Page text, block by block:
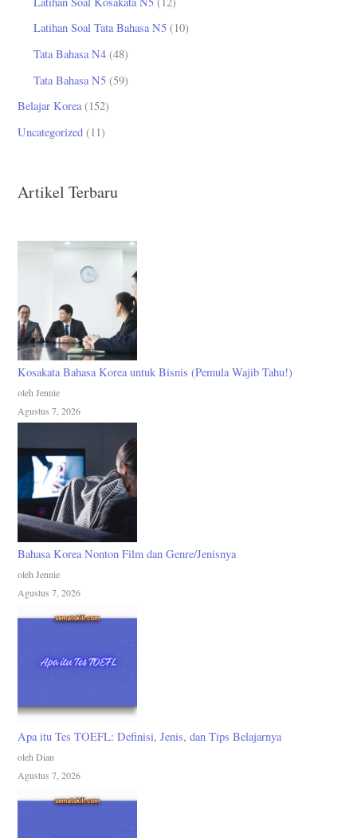
Latihan Soal Tata Bahasa N5 (10)
Tata Bahasa N4 (48)
Tata Bahasa N5 (59)
Belajar Korea(152)
Uncategorized (11)
Artikel Terbaru
Kosakata Bahasa Korea untuk Bisnis (Pemula Wajib Tahu!)
oleh Jennie
Agustus 7, 2026
Bahasa Korea Nonton Film dan Genre/Jenisnya
oleh Jennie
Agustus 7, 2026
Apa itu Tes TOEFL: Definisi, Jenis, dan Tips Belajarnya
oleh Dian
Agustus 7, 2026